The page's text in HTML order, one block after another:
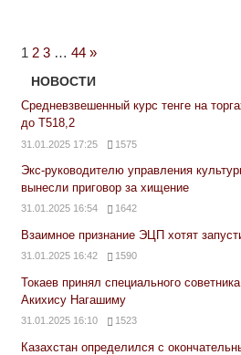
1 2 3 … 44 Next
Posts
»
НОВОСТИ
Средневзвешенный курс тенге на
до Т518,2
31.01.2025 17:25 1575
Экс-руководителю управления
вынесли приговор за хищение
31.01.2025 16:54 1642
Взаимное признание ЭЦП хотят
31.01.2025 16:42 1590
Токаев принял специального
Акихису Нагашиму
31.01.2025 16:10 1523
Казахстан определился с